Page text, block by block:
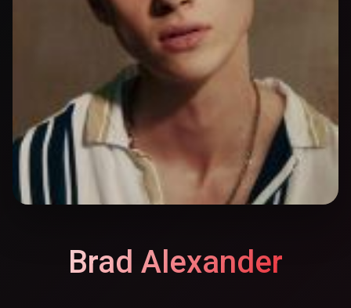
Brad Alexander